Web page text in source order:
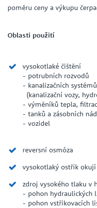
poměru ceny a výkupu
Oblasti použití
vysokotlaké čištění
- potrubních rozvodů
- kanalizačních systémů
(kanalizační vozy,
- výměníků tepla,
- tanků a zásobních
- vozidel
reversní osmóza
vysokotlaký ostřik okují
zdroj vysokého tlaku v
- pohon hydraulických
- pohon vstřikovacích